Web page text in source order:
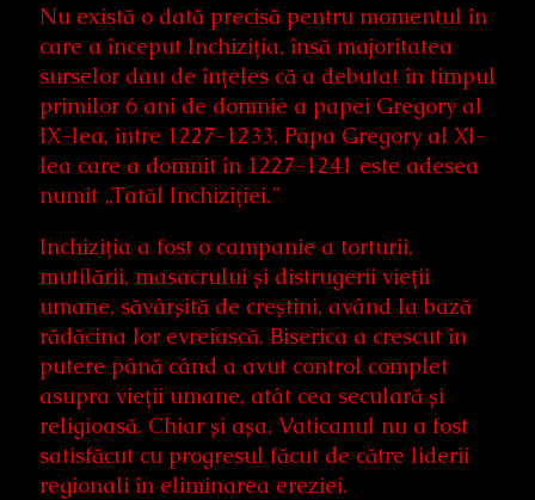
Nu există o dată precisă pentru momentul în
care a început Inchiziția, însă majoritatea
surselor dau de înțeles că a debutat în timpul
primilor 6 ani de domnie a papei Gregory al
IX-lea, între 1227-1233. Papa Gregory al XI-
lea care a domnit în 1227-1241 este adesea
numit „Tatăl Inchiziției.”
Inchiziția a fost o campanie a torturii,
mutilării, masacrului și distrugerii vieții
umane, săvârșită de creștini, având la bază
rădăcina lor evreiască. Biserica a crescut în
putere până când a avut control complet
asupra vieții umane, atât cea seculară și
religioasă. Chiar și așa, Vaticanul nu a fost
satisfăcut cu progresul făcut de către liderii
regionali în eliminarea ereziei.